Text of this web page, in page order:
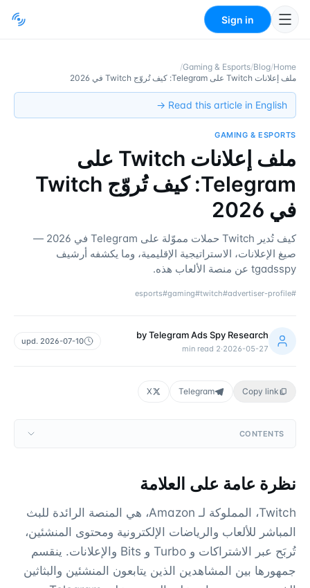
Sign in
Home
/
Blog
/
Gaming & Esports
/
ملف إعلانات Twitch على Telegram: كيف تُروّج Twitch في 2026
Read this article in English →
GAMING & ESPORTS
ملف إعلانات Twitch على
Telegram: كيف تُروّج Twitch
في 2026
كيف تُدير Twitch حملات مموّلة على Telegram في 2026 —
صيغ الإعلانات، الاستراتيجية الإقليمية، وما يكشفه أرشيف
tgadsspy عن منصة الألعاب هذه.
#
advertiser-profile
#
twitch
#
gaming
#
esports
byTelegram Ads Spy Research
2026-05-27
·
2
min read
upd. 2026-07-10
Copy link
Telegram
X
CONTENTS
نظرة عامة على العلامة
Twitch، المملوكة لـ Amazon، هي المنصة الرائدة للبث
المباشر للألعاب والرياضات الإلكترونية ومحتوى المنشئين،
تُربَح عبر الاشتراكات و Turbo و Bits والإعلانات. ينقسم
جمهورها بين المشاهدين الذين يتابعون المنشئين والبثاثين